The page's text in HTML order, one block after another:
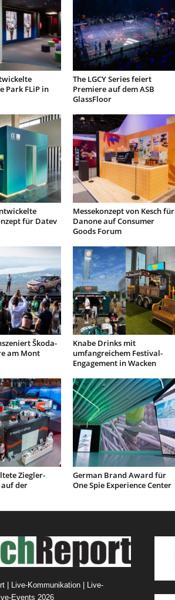
Park FLiP in
The LGCY Series feiert
Premiere auf dem ASB
GlassFloor
für Datev
Messekonzept von Kesch für
Danone auf Consumer
Goods Forum
Škoda-
am Mont
Knabe Drinks mit
umfangreichem Festival-
Engagement in Wacken
Ziegler-
der
German Brand Award für
One Spie Experience Center
| Live-Kommunikation | Live-
Events 2026